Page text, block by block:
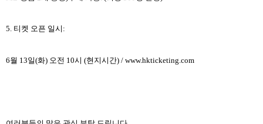
5. 티켓 오픈 일시 :
6월 13일(화) 오전 10시 (현지시간) / www.hkticketing.com